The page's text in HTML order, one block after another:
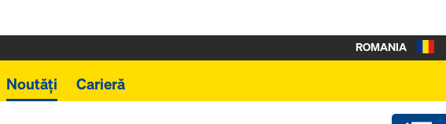
Noutăți Carieră
ROMANIA